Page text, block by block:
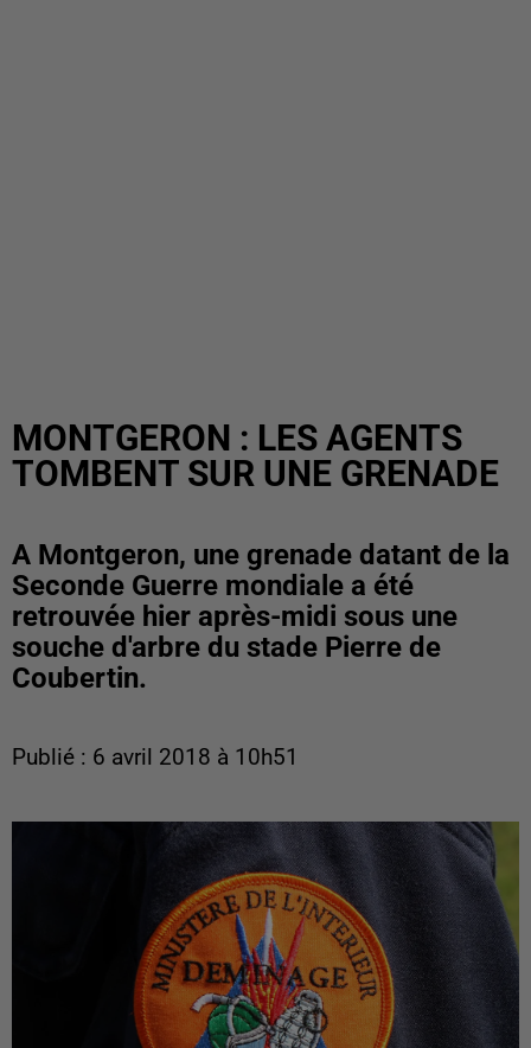
MONTGERON : LES AGENTS
TOMBENT SUR UNE GRENADE
A Montgeron, une grenade datant de la
Seconde Guerre mondiale a été
retrouvée hier après-midi sous une
souche d'arbre du stade Pierre de
Coubertin.
Publié : 6 avril 2018 à 10h51